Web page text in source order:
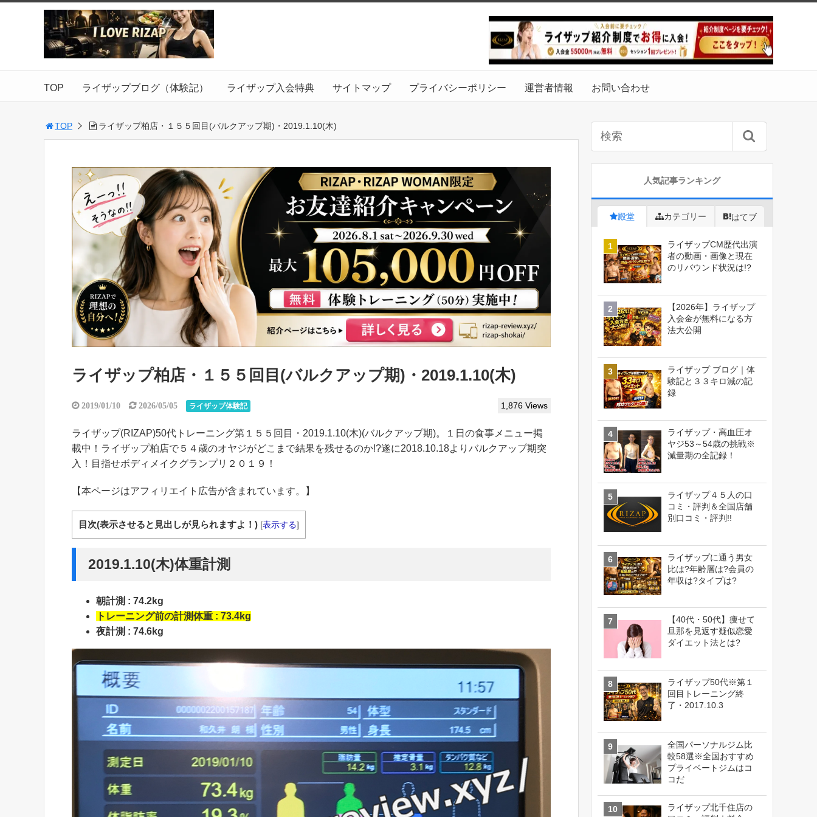
TOP ライザップブログ（体験記） ライザップ入会特典 サイトマップ プライバシーポリシー 運営者情報 お問い合わせ
TOP ライザップ柏店・１５５回目(バルクアップ期)・2019.1.10(木)
ライザップ柏店・１５５回目(バルクアップ期)・2019.1.10(木)
2019/01/10 2026/05/05 ライザップ体験記 1,876 Views
ライザップ(RIZAP)50代トレーニング第１５５回目・2019.1.10(木)(バルクアップ期)。１日の食事メニュー掲
載中！ライザップ柏店で５４歳のオヤジがどこまで結果を残せるのか!?遂に2018.10.18よりバルクアップ期突
入！目指せボディメイクグランプリ２０１９！
【本ページはアフィリエイト広告が含まれています。】
目次(表示させると見出しが見られますよ！) [表示する]
2019.1.10(木)体重計測
朝計測 : 74.2kg
トレーニング前の計測体重 : 73.4kg
夜計測 : 74.6kg
人気記事ランキング
殿堂 カテゴリー はてブ
ライザップCM歴代出演
者の動画・画像と現在
のリバウンド状況は!?
【2026年】ライザップ
入会金が無料になる方
法大公開
ライザップ ブログ｜体
験記と３３キロ減の記
録
ライザップ・高血圧オ
ヤジ53～54歳の挑戦※
減量期の全記録！
ライザップ４５人の口
コミ・評判＆全国店舗
別口コミ・評判!!
ライザップに通う男女
比は?年齢層は?会員の
年収は?タイプは?
【40代・50代】痩せて
旦那を見返す疑似恋愛
ダイエット法とは?
ライザップ50代※第１
回目トレーニング終
了・2017.10.3
全国パーソナルジム比
較58選※全国おすすめ
プライベートジムはコ
コだ
ライザップ北千住店の